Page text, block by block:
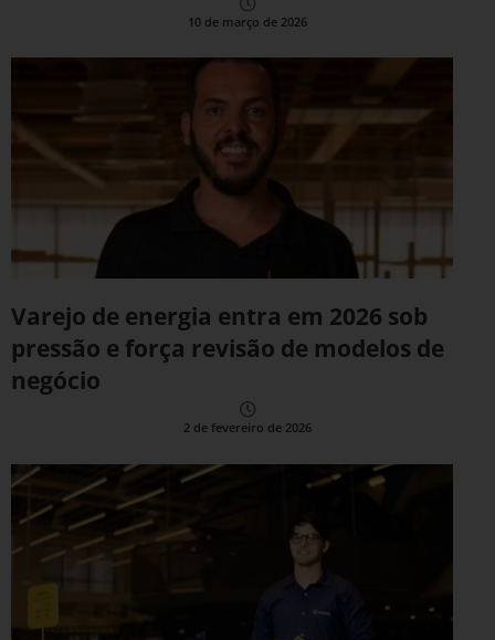
10 de março de 2026
Varejo de energia entra em 2026 sob
pressão e força revisão de modelos de
negócio
2 de fevereiro de 2026